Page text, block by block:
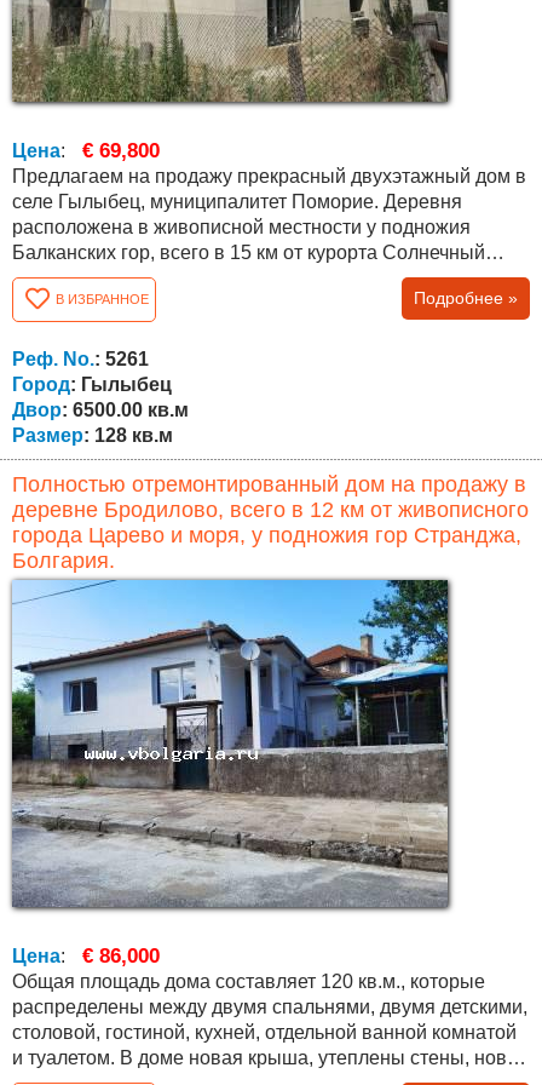
Цена: € 69,800
Предлагаем на продажу прекрасный двухэтажный дом в
селе Гылыбец, муниципалитет Поморие. Деревня
расположена в живописной местности у подножия
Балканских гор, всего в 15 км от курорта Солнечный
берег и в 38 км от города Бургас. Общая площадь дома
составляет 128 кв.м. со следующей планировкой: на
первом этаже - гостиная, комната, место для ванной
комнаты с туалетом и подвал. На втором этаже три
комнаты и гостиная. Недвижимость...
В ИЗБРАННОЕ Подробнее »
Реф. No.: 5261
Город: Гылыбец
Двор: 6500.00 кв.м
Размер: 128 кв.м
Полностью отремонтированный дом на продажу в
деревне Бродилово, всего в 12 км от живописного
города Царево и моря, у подножия гор Странджа,
Болгария.
Цена: € 86,000
Общая площадь дома составляет 120 кв.м., которые
распределены между двумя спальнями, двумя детскими,
столовой, гостиной, кухней, отдельной ванной комнатой
и туалетом. В доме новая крыша, утеплены стены, новая